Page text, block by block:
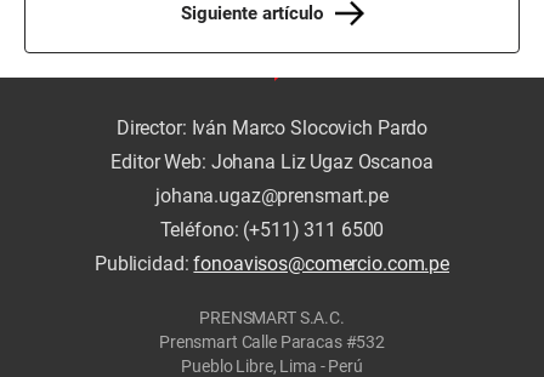
Siguiente artículo
Director: Iván Marco Slocovich Pardo
Editor Web: Johana Liz Ugaz Oscanoa
johana.ugaz@prensmart.pe
Teléfono: (+511) 311 6500
Publicidad:fonoavisos@comercio.com.pe
PRENSMART S.A.C.
Prensmart Calle Paracas #532
Pueblo Libre, Lima - Perú